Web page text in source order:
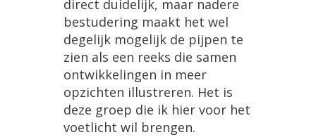
direct duidelijk, maar nadere
bestudering maakt het wel
degelijk mogelijk de pijpen te
zien als een reeks die samen
ontwikkelingen in meer
opzichten illustreren. Het is
deze groep die ik hier voor het
voetlicht wil brengen.